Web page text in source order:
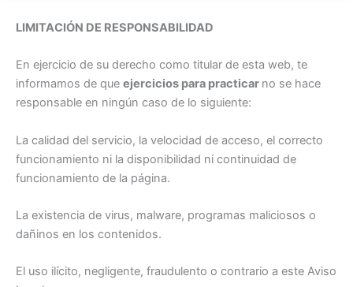
LIMITACIÓN DE RESPONSABILIDAD
En ejercicio de su derecho como titular de esta web, te
informamos de que ejercicios para practicar no se hace
responsable en ningún caso de lo siguiente:
La calidad del servicio, la velocidad de acceso, el correcto
funcionamiento ni la disponibilidad ni continuidad de
funcionamiento de la página.
La existencia de virus, malware, programas maliciosos o
dañinos en los contenidos.
El uso ilícito, negligente, fraudulento o contrario a este Aviso